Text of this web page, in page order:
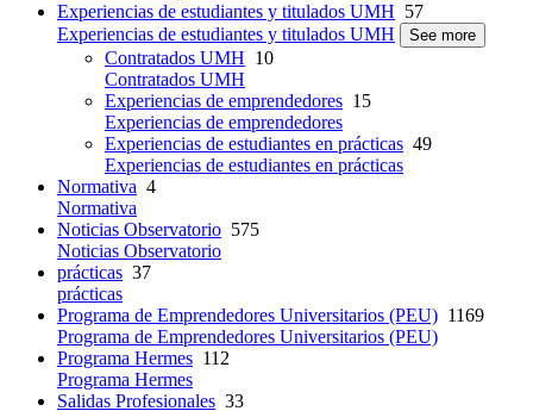
Experiencias de estudiantes y titulados UMH 57
Experiencias de estudiantes y titulados UMH
See more
Contratados UMH 10
Contratados UMH
Experiencias de emprendedores 15
Experiencias de emprendedores
Experiencias de estudiantes en prácticas 49
Experiencias de estudiantes en prácticas
Normativa 4
Normativa
Noticias Observatorio 575
Noticias Observatorio
prácticas 37
prácticas
Programa de Emprendedores Universitarios (PEU) 1169
Programa de Emprendedores Universitarios (PEU)
Programa Hermes 112
Programa Hermes
Salidas Profesionales 33